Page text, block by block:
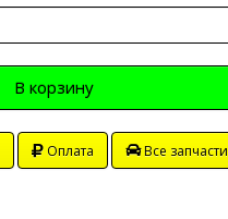
В корзину
Оплата Все запчасти